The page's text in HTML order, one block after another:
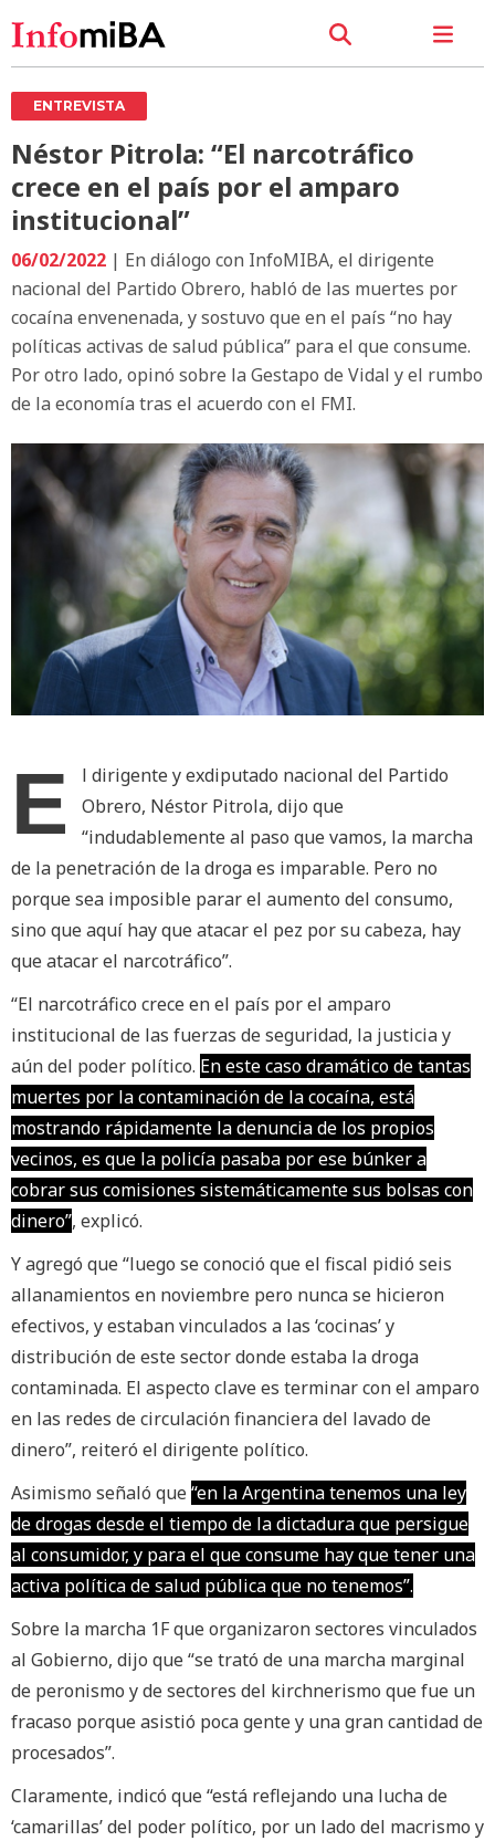
ENTREVISTA
Néstor Pitrola: “El narcotráfico
crece en el país por el amparo
institucional”
06/02/2022 | En diálogo con InfoMIBA, el dirigente
nacional del Partido Obrero, habló de las muertes por
cocaína envenenada, y sostuvo que en el país “no hay
políticas activas de salud pública” para el que consume.
Por otro lado, opinó sobre la Gestapo de Vidal y el rumbo
de la economía tras el acuerdo con el FMI.
E
l dirigente y exdiputado nacional del Partido
Obrero, Néstor Pitrola, dijo que
“indudablemente al paso que vamos, la marcha
de la penetración de la droga es imparable. Pero no
porque sea imposible parar el aumento del consumo,
sino que aquí hay que atacar el pez por su cabeza, hay
que atacar el narcotráfico”.
“El narcotráfico crece en el país por el amparo
institucional de las fuerzas de seguridad, la justicia y
aún del poder político. En este caso dramático de tantas
muertes por la contaminación de la cocaína, está
mostrando rápidamente la denuncia de los propios
vecinos, es que la policía pasaba por ese búnker a
cobrar sus comisiones sistemáticamente sus bolsas con
dinero”, explicó.
Y agregó que “luego se conoció que el fiscal pidió seis
allanamientos en noviembre pero nunca se hicieron
efectivos, y estaban vinculados a las ‘cocinas’ y
distribución de este sector donde estaba la droga
contaminada. El aspecto clave es terminar con el amparo
en las redes de circulación financiera del lavado de
dinero”, reiteró el dirigente político.
Asimismo señaló que“en la Argentina tenemos una ley
de drogas desde el tiempo de la dictadura que persigue
al consumidor, y para el que consume hay que tener una
activa política de salud pública que no tenemos”.
Sobre la marcha 1F que organizaron sectores vinculados
al Gobierno, dijo que “se trató de una marcha marginal
de peronismo y de sectores del kirchnerismo que fue un
fracaso porque asistió poca gente y una gran cantidad de
procesados”.
Claramente, indicó que “está reflejando una lucha de
‘camarillas’ del poder político, por un lado del macrismo y